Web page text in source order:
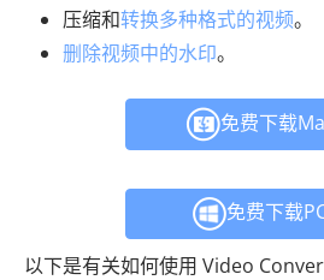
压缩和转换多种格式的视频。
删除视频中的水印。
免费下载
免费下载
以下是有关如何使用 Video